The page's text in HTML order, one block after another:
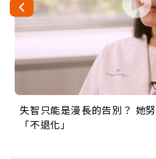
失智只能是漫長的告別？ 她
「不退化」
來自剛果的巧克力神父 為台
的家，我連作夢都講台語！」
63歲卸矽谷副總、搬回台灣
丑」走進安養院，逗樂上萬爺
104歲打破金氏世界紀錄 成
手，分享長壽的秘密原來是「
事業巔峰他選擇追夢…黑手阿
巨蛋！連CNN都大讚！